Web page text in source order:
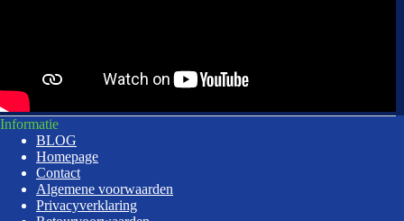
Informatie
BLOG
Homepage
Contact
Algemene voorwaarden
Privacyverklaring